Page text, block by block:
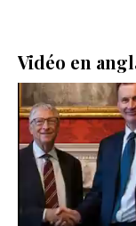
Vidéo en